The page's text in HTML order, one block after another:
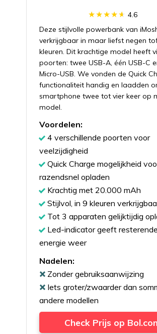
4.6
Deze stijlvolle powerbank van
verkrijgbaar in maar liefst negen
kleuren. Dit krachtige model heeft
poorten: twee USB-A, één USB-C
Micro-USB. We vonden de Quick
functionaliteit handig en laadden
smartphone twee tot vier keer op
model.
Voordelen:
4 verschillende poorten voor
veelzijdigheid
Quick Charge mogelijkheid
razendsnel opladen
Krachtig met 20.000 mAh
Stijlvol, in 9 kleuren
Tot 3 apparaten gelijktijdig
Led-indicator geeft resterende
energie weer
Nadelen:
Zonder gebruiksaanwijzing
Iets groter/zwaarder dan
andere modellen
Check Prijs op